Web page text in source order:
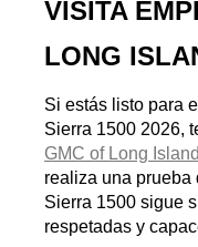
VISITA
LONG
Si estás listo para
Sierra 1500 2026,
GMC of Long
realiza una prueba
Sierra 1500 sigue
respetadas y